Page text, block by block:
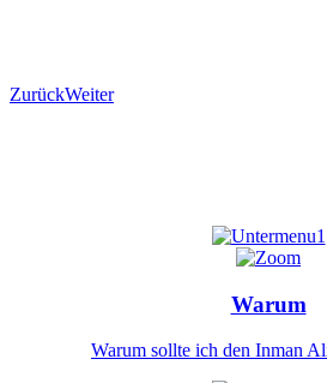
ZurückWeiter
Warum
Warum sollte ich den Inman